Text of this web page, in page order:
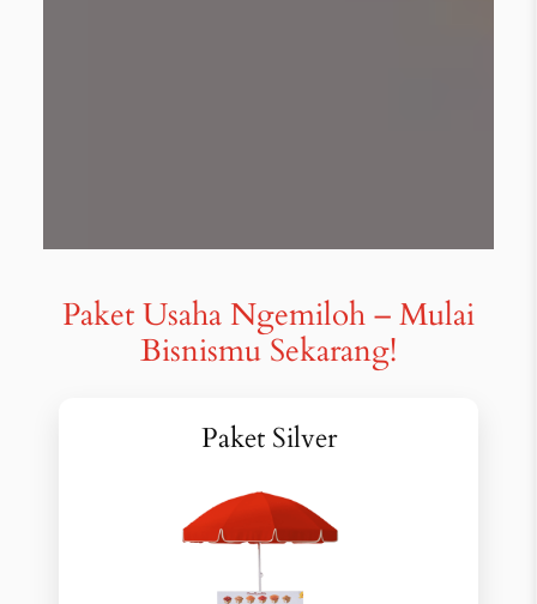
Paket Usaha Ngemiloh – Mulai
Bisnismu Sekarang!
Paket Silver